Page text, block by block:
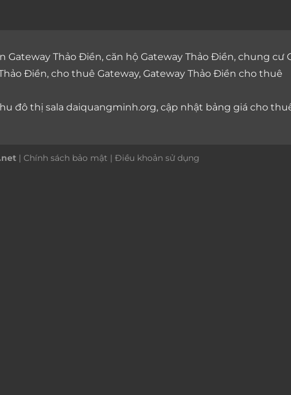
Gateway Thảo Điền, căn hộ Gateway Thảo Điền, chung cư
Điền, cho thuê Gateway, Gateway Thảo Điền cho thuê
đô thị sala daiquangminh.org, cập nhật bảng giá cho
| Chính sách bảo mật | Điều khoản sử dụng